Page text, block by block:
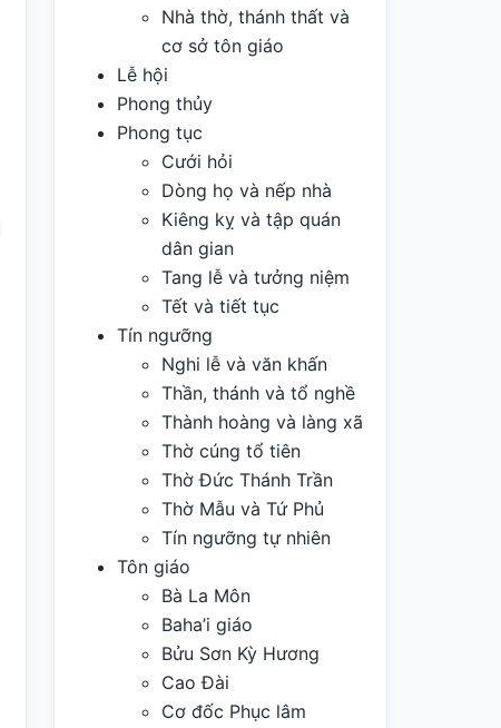
Nhà thờ, thánh thất và
cơ sở tôn giáo
Lễ hội
Phong thủy
Phong tục
Cưới hỏi
Dòng họ và nếp nhà
Kiêng kỵ và tập quán
dân gian
Tang lễ và tưởng niệm
Tết và tiết tục
Tín ngưỡng
Nghi lễ và văn khấn
Thần, thánh và tổ nghề
Thành hoàng và làng xã
Thờ cúng tổ tiên
Thờ Đức Thánh Trần
Thờ Mẫu và Tứ Phủ
Tín ngưỡng tự nhiên
Tôn giáo
Bà La Môn
Baha’i giáo
Bửu Sơn Kỳ Hương
Cao Đài
Cơ đốc Phục lâm